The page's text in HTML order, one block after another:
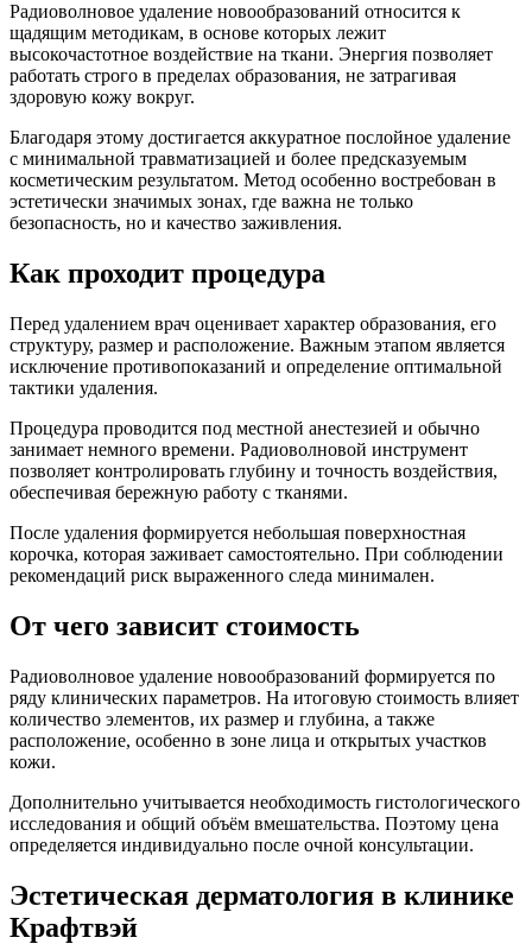
Радиоволновое удаление новообразований относится к
щадящим методикам, в основе которых лежит
высокочастотное воздействие на ткани. Энергия позволяет
работать строго в пределах образования, не затрагивая
здоровую кожу вокруг.
Благодаря этому достигается аккуратное послойное удаление
с минимальной травматизацией и более предсказуемым
косметическим результатом. Метод особенно востребован в
эстетически значимых зонах, где важна не только
безопасность, но и качество заживления.
Как проходит процедура
Перед удалением врач оценивает характер образования, его
структуру, размер и расположение. Важным этапом является
исключение противопоказаний и определение оптимальной
тактики удаления.
Процедура проводится под местной анестезией и обычно
занимает немного времени. Радиоволновой инструмент
позволяет контролировать глубину и точность воздействия,
обеспечивая бережную работу с тканями.
После удаления формируется небольшая поверхностная
корочка, которая заживает самостоятельно. При соблюдении
рекомендаций риск выраженного следа минимален.
От чего зависит стоимость
Радиоволновое удаление новообразований формируется по
ряду клинических параметров. На итоговую стоимость влияет
количество элементов, их размер и глубина, а также
расположение, особенно в зоне лица и открытых участков
кожи.
Дополнительно учитывается необходимость гистологического
исследования и общий объём вмешательства. Поэтому цена
определяется индивидуально после очной консультации.
Эстетическая дерматология в клинике
Крафтвэй